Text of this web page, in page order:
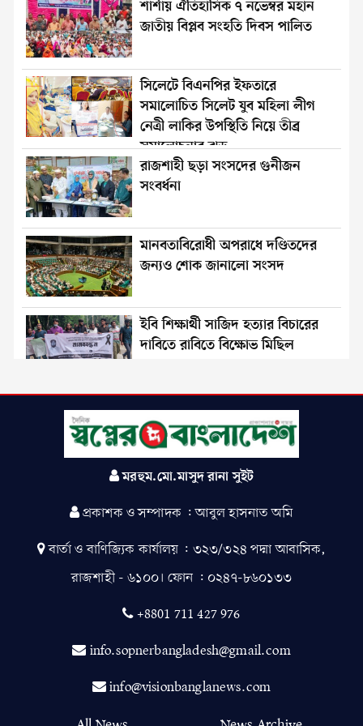
শার্শায় ঐতিহাসিক ৭ নভেম্বর মহান
জাতীয় বিপ্লব সংহতি দিবস পালিত
সিলেটে বিএনপির ইফতারে
সমালোচিত সিলেট যুব মহিলা লীগ
নেত্রী লাকির উপস্থিতি নিয়ে তীব্র
সমালোচনার ঝড়
রাজশাহী ছড়া সংসদের গুনীজন
সংবর্ধনা
মানবতাবিরোধী অপরাধে দণ্ডিতদের
জন্যও শোক জানালো সংসদ
ইবি শিক্ষার্থী সাজিদ হত্যার বিচারের
দাবিতে রাবিতে বিক্ষোভ মিছিল
সম্ভাবনা
নড়াইলে ডিবি পুলিশের সফল
অভিযানে পঁচিশ পিস ইয়াবা
ট্যাবলেটসহ যুবতী গ্রেফতার
কারিগরদের ব্যস্ততা, ছিট কাপড়ের
রাজশাহীতে সিএনজি মালিক সমিতির
আয়োজনে ঈদ সামগ্রী বিতরণ
মরহুম.মো.মাসুদ রানা সুইট
প্রকাশক ও সম্পাদক : আবুল হাসনাত অমি
বার্তা ও বাণিজ্যিক কার্যালয় : ৩২৩/৩২৪ পদ্মা আবাসিক,
রাজশাহী - ৬১০০। ফোন : ০২৪৭-৮৬০১৩৩
+8801 711 427 976
info.sopnerbangladesh@gmail.com
info@visionbanglanews.com